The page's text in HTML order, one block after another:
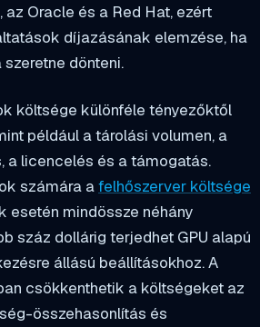
az Oracle és a Red Hat, ezért
díjazásának elemzése, ha
dönteni.
költsége különféle tényezőktől
például a tárolási volumen, a
a licencelés és a támogatás.
számára afelhőszerver költsége
esetén mindössze néhány
száz dollárig terjedhet GPU alapú
állású beállításokhoz. A
csökkenthetik a költségeket az
összehasonlítás és